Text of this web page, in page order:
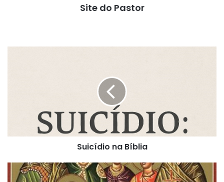
Site do Pastor
Suicídio na Bíblia
Família
Macabeus